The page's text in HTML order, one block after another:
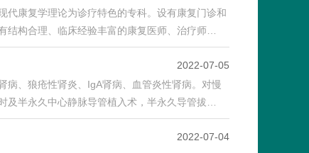
代康复学理论为诊疗特色的专科。设有康复门诊和
结构合理、临床经验丰富的康复医师、治疗师…
2022-07-05
病、狼疮性肾炎、IgA肾病、血管炎性肾病。对慢
及半永久中心静脉导管植入术，半永久导管拔…
2022-07-04